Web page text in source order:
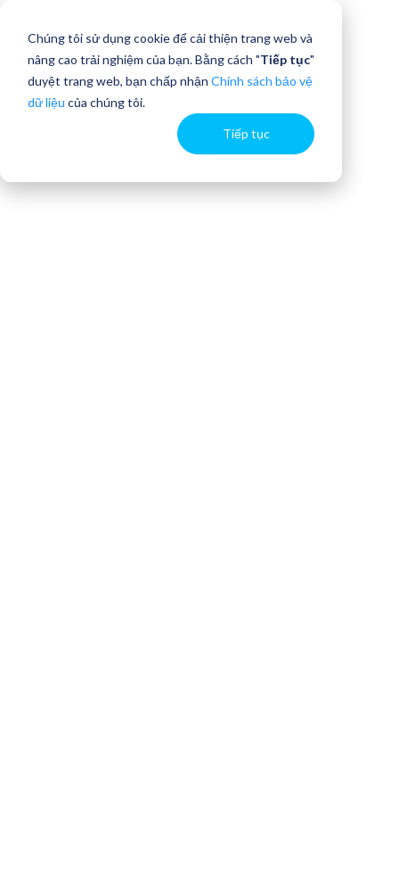
Chúng tôi sử dụng cookie để cải thiện trang web và
nâng cao trải nghiệm của bạn. Bằng cách "Tiếp tục"
duyệt trang web, bạn chấp nhận Chính sách bảo vệ
dữ liệu của chúng tôi.
Tiếp tục